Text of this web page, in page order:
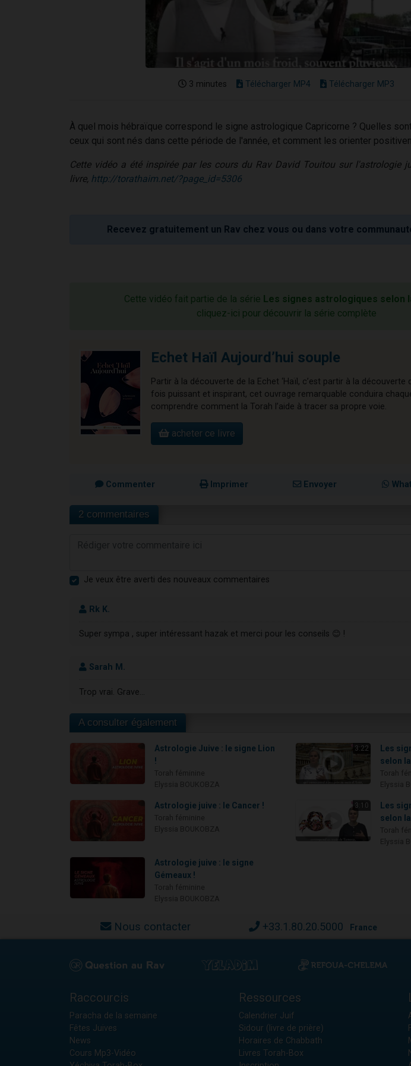
3 minutes Télécharger MP4 Télécharger MP3
À quel mois hébraïque correspond le signe astrologique Capricorne ? Quelles
ceux qui sont nés dans cette période de l'année, et comment les orienter
Cette vidéo a été inspirée par les cours du Rav David Touitou sur l'astrologie
livre, http://torathaim.net/?page_id=5306
Recevez gratuitement un Rav chez vous ou dans votre
Cette vidéo fait partie de la série Les signes astrologiques selon
cliquez-ici pour découvrir la série complète
Echet Haïl Aujourd’hui souple
Partir à la découverte de la Echet ‘Haïl, c’est partir à la découverte
fois puissant et inspirant, cet ouvrage remarquable conduira
comprendre comment la Torah l’aide à tracer sa propre voie.
acheter ce livre
Commenter Imprimer Envoyer
2 commentaires
Je veux être averti des nouveaux commentaires
Rk K.
Super sympa , super intéressant hazak et merci pour les conseils 😊 !
Sarah M.
Trop vrai. Grave...
A consulter également
Astrologie Juive : le signe Lion
!
3:22
Les
selon
Astrologie juive : le Cancer ! 3:10
Les
selon
Astrologie juive : le signe
Gémeaux !
Nous contacter +33.1.80.20.5000 France
Raccourcis
Paracha de la semaine
Fêtes Juives
News
Cours Mp3-Vidéo
Ressources
Calendrier Juif
Sidour (livre de prière)
Horaires de Chabbath
Livres Torah-Box